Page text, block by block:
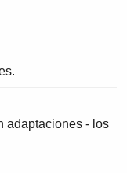
adaptaciones - los